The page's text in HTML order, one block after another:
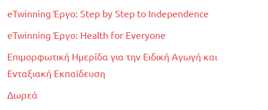
eTwinning Έργο: Step by Step to Independence
eTwinning Έργο: Health for Everyone
Επιμορφωτική Ημερίδα για την Ειδική Αγωγή και
Ενταξιακή Εκπαίδευση
Δωρεά